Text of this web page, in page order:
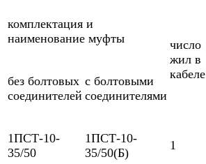
комплектация и
наименование муфты
число
жил в
кабеле
без болтовых
соединителей
с болтовыми
соединителями
1ПСТ-10-
35/50
1ПСТ-10-
35/50(Б)
1